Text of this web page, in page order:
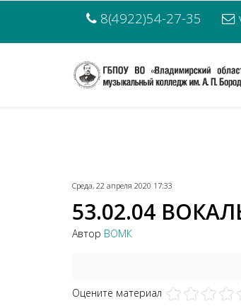
8(4922)54-27-35
Среда, 22 апреля 2020 17:33
53.02.04
Автор ВОМК
Оцените материал